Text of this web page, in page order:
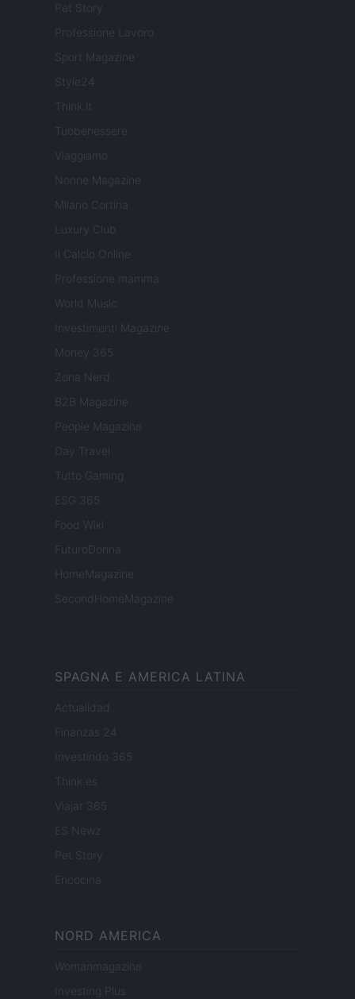
Pet Story
Professione Lavoro
Sport Magazine
Style24
Think.it
Tuobenessere
Viaggiamo
Nonne Magazine
Milano Cortina
Luxury Club
Il Calcio Online
Professione mamma
World Music
Investimenti Magazine
Money 365
Zona Nerd
B2B Magazine
People Magazine
Day Travel
Tutto Gaming
ESG 365
Food Wiki
FuturoDonna
HomeMagazine
SecondHomeMagazine
SPAGNA E AMERICA LATINA
Actualidad
Finanzas 24
Investindo 365
Think.es
Viajar 365
ES Newz
Pet Story
Encocina
NORD AMERICA
Womanmagazine
Investing Plus